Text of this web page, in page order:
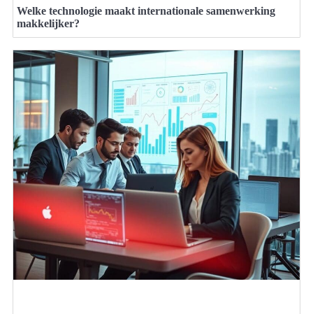
Welke technologie maakt internationale samenwerking
makkelijker?